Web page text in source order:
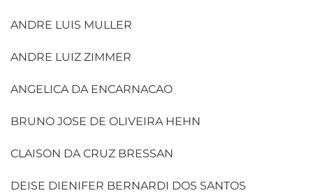
ANDRE LUIS MULLER
ANDRE LUIZ ZIMMER
ANGELICA DA ENCARNACAO
BRUNO JOSE DE OLIVEIRA HEHN
CLAISON DA CRUZ BRESSAN
DEISE DIENIFER BERNARDI DOS SANTOS